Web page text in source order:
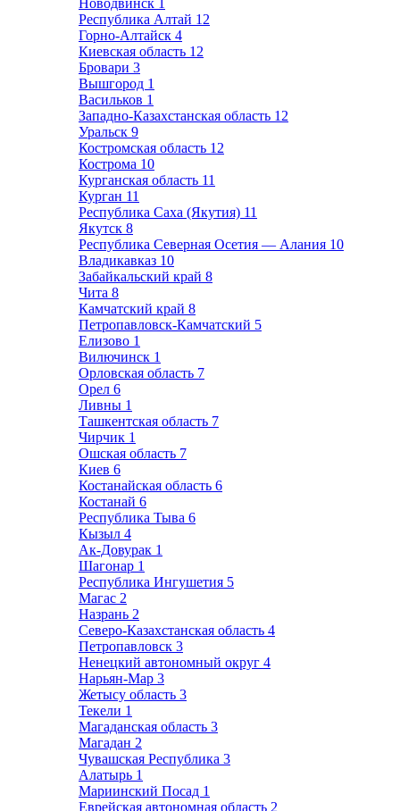
Новодвинск 1
Республика Алтай 12
Горно-Алтайск 4
Киевская область 12
Бровари 3
Вышгород 1
Васильков 1
Западно-Казахстанская область 12
Уральск 9
Костромская область 12
Кострома 10
Курганская область 11
Курган 11
Республика Саха (Якутия) 11
Якутск 8
Республика Северная Осетия — Алания 10
Владикавказ 10
Забайкальский край 8
Чита 8
Камчатский край 8
Петропавловск-Камчатский 5
Елизово 1
Вилючинск 1
Орловская область 7
Орел 6
Ливны 1
Ташкентская область 7
Чирчик 1
Ошская область 7
Киев 6
Костанайская область 6
Костанай 6
Республика Тыва 6
Кызыл 4
Ак-Довурак 1
Шагонар 1
Республика Ингушетия 5
Магас 2
Назрань 2
Северо-Казахстанская область 4
Петропавловск 3
Ненецкий автономный округ 4
Нарьян-Мар 3
Жетысу область 3
Текели 1
Магаданская область 3
Магадан 2
Чувашская Республика 3
Алатырь 1
Мариинский Посад 1
Еврейская автономная область 2